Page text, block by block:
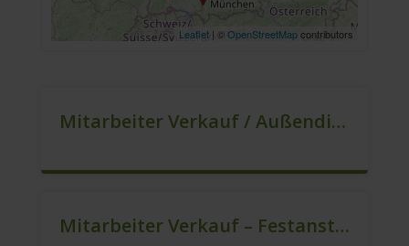
Leaflet | ©OpenStreetMapcontributors
Mitarbeiter Verkauf / Außendienst (m/w/d)
Mitarbeiter Verkauf – Festanstellung (m/w/d)